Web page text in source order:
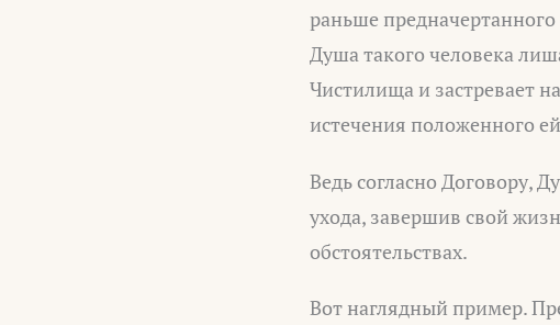
раньше
Душа такого человека
Чистилища и застревает
истечения положенного
Ведь согласно Договору,
ухода, завершив свой
обстоятельствах.
Вот наглядный пример.